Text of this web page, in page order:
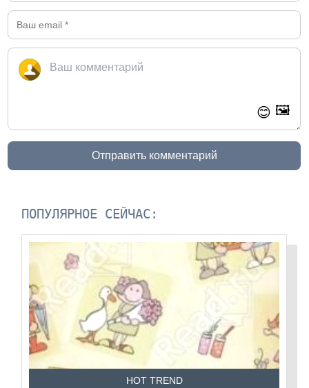
😊 🖼️
Отправить комментарий
ПОПУЛЯРНОЕ СЕЙЧАС:
HOT TREND